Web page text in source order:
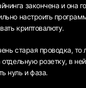
закончена и она
настроить
криптовалюту.
старая проводка, то
отдельную розетку, в
нуль и фаза.